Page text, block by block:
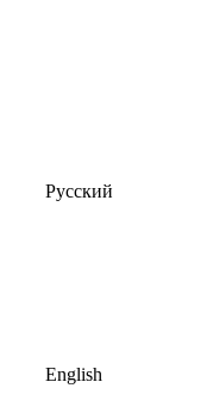
Русский
English